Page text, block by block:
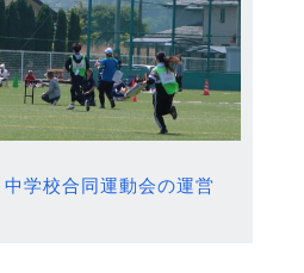
学校合同運動会の運営